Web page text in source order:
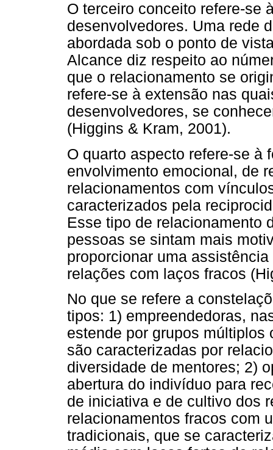
O terceiro conceito refere-se
desenvolvedores. Uma rede
abordada sob o ponto de
Alcance diz respeito ao
que o relacionamento se
refere-se à extensão nas
desenvolvedores, se
(Higgins & Kram, 2001).
O quarto aspecto refere-se à
envolvimento emocional, de
relacionamentos com
caracterizados pela
Esse tipo de relacionamento
pessoas se sintam mais
proporcionar uma
relações com laços fracos
No que se refere a
tipos: 1) empreendedoras,
estende por grupos múltiplos
são caracterizadas por
diversidade de mentores; 2)
abertura do indivíduo para
de iniciativa e de cultivo dos
relacionamentos fracos com
tradicionais, que se